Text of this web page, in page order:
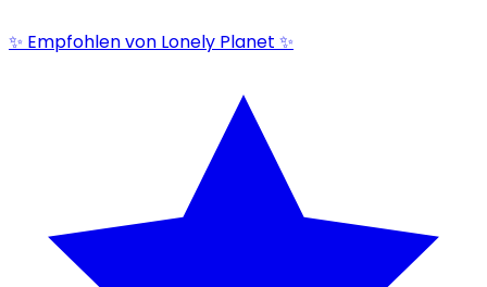
✨ Empfohlen von Lonely Planet ✨